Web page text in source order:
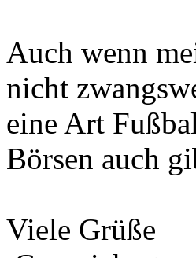
Auch wenn
nicht
eine Art
Börsen auch
Viele Grüße